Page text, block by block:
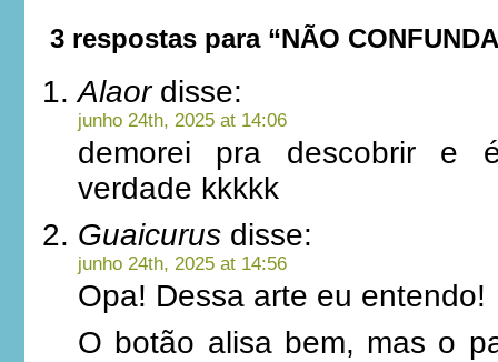
3 respostas para “NÃO
Alaordisse:
junho 24th, 2025 at 14:06
demorei pra descobrir e
verdade kkkkk
Guaicurus disse:
junho 24th, 2025 at 14:56
Opa! Dessa arte eu entendo!
O botão alisa bem, mas o